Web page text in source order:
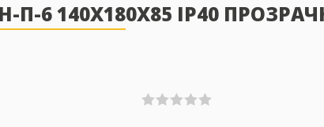
П-6 140X180X85 IP40